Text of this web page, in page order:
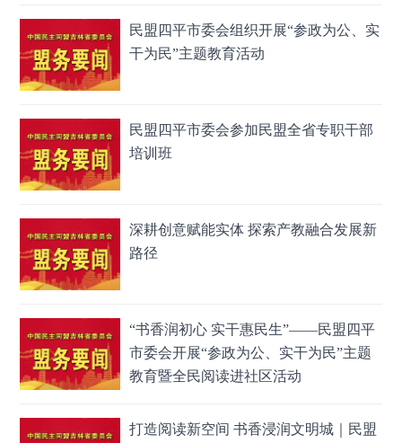
民盟四平市委会组织开展“参政为公、实
干为民”主题教育活动
民盟四平市委会参加民盟全省专职干部
培训班
深耕创意赋能实体 探索产教融合发展新
路径
“书香润初心 实干惠民生”——民盟四平
市委会开展“参政为公、实干为民”主题
教育暨全民阅读进社区活动
打造阅读新空间 书香浸润文明城｜民盟